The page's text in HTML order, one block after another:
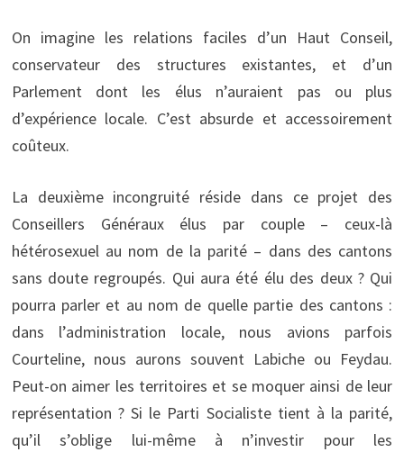
On imagine les relations faciles d’un Haut Conseil,
conservateur des structures existantes, et d’un
Parlement dont les élus n’auraient pas ou plus
d’expérience locale. C’est absurde et accessoirement
coûteux.
La deuxième incongruité réside dans ce projet des
Conseillers Généraux élus par couple – ceux-là
hétérosexuel au nom de la parité – dans des cantons
sans doute regroupés. Qui aura été élu des deux ? Qui
pourra parler et au nom de quelle partie des cantons :
dans l’administration locale, nous avions parfois
Courteline, nous aurons souvent Labiche ou Feydau.
Peut-on aimer les territoires et se moquer ainsi de leur
représentation ? Si le Parti Socialiste tient à la parité,
qu’il s’oblige lui-même à n’investir pour les